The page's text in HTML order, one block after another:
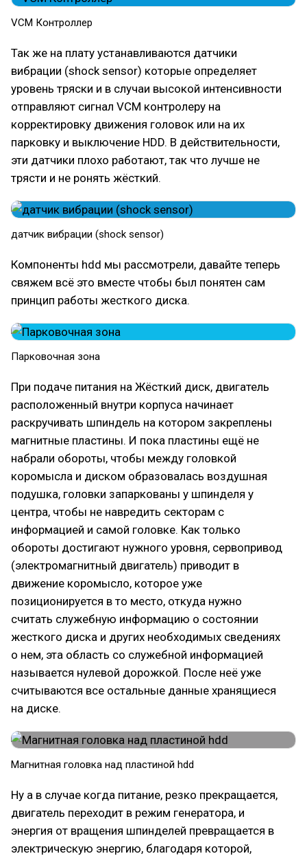
VCM Контроллер
Так же на плату устанавливаются датчики
вибрации (shock sensor) которые определяет
уровень тряски и в случаи высокой интенсивности
отправляют сигнал VCM контролеру на
корректировку движения головок или на их
парковку и выключение HDD. В действительности,
эти датчики плохо работают, так что лучше не
трясти и не ронять жёсткий.
датчик вибрации (shock sensor)
Компоненты hdd мы рассмотрели, давайте теперь
свяжем всё это вместе чтобы был понятен сам
принцип работы жесткого диска.
Парковочная зона
При подаче питания на Жёсткий диск, двигатель
расположенный внутри корпуса начинает
раскручивать шпиндель на котором закреплены
магнитные пластины. И пока пластины ещё не
набрали обороты, чтобы между головкой
коромысла и диском образовалась воздушная
подушка, головки запаркованы у шпинделя у
центра, чтобы не навредить секторам с
информацией и самой головке. Как только
обороты достигают нужного уровня, сервопривод
(электромагнитный двигатель) приводит в
движение коромысло, которое уже
позиционируется в то место, откуда нужно
считать служебную информацию о состоянии
жесткого диска и других необходимых сведениях
о нем, эта область со служебной информацией
называется нулевой дорожкой. После неё уже
считываются все остальные данные хранящиеся
на диске.
Магнитная головка над пластиной hdd
Ну а в случае когда питание, резко прекращается,
двигатель переходит в режим генератора, и
энергия от вращения шпинделей превращается в
электрическую энергию, благодаря которой,